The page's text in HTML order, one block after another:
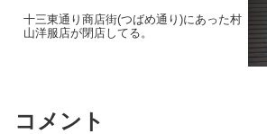
十三東通り商店街(つばめ通り)にあった村
山洋服店が閉店してる。
コメント